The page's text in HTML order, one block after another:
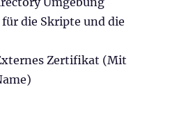
die Skripte und die
Zertifikat (Mit